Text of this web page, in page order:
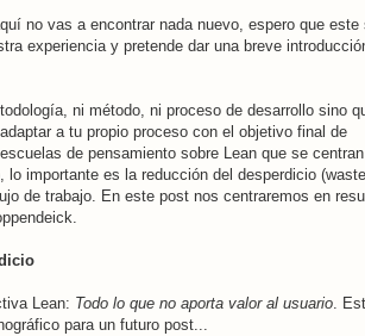
no vas a encontrar nada nuevo, espero que este
experiencia y pretende dar una breve
ni método, ni proceso de desarrollo sino
a tu propio proceso con el objetivo final de
de pensamiento sobre Lean que se
importante es la reducción del desperdicio
de trabajo. En este post nos centraremos en
Lean: Todo lo que no aporta valor al usuario.
para un futuro post...